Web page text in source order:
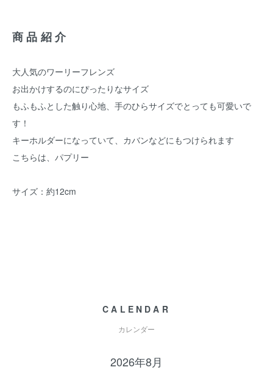
商品紹介
大人気のワーリーフレンズ
お出かけするのにぴったりなサイズ
もふもふとした触り心地、手のひらサイズでとっても可愛いで
す！
キーホルダーになっていて、カバンなどにもつけられます
こちらは、パプリー
サイズ：約12cm
CALENDAR
カレンダー
2026年8月